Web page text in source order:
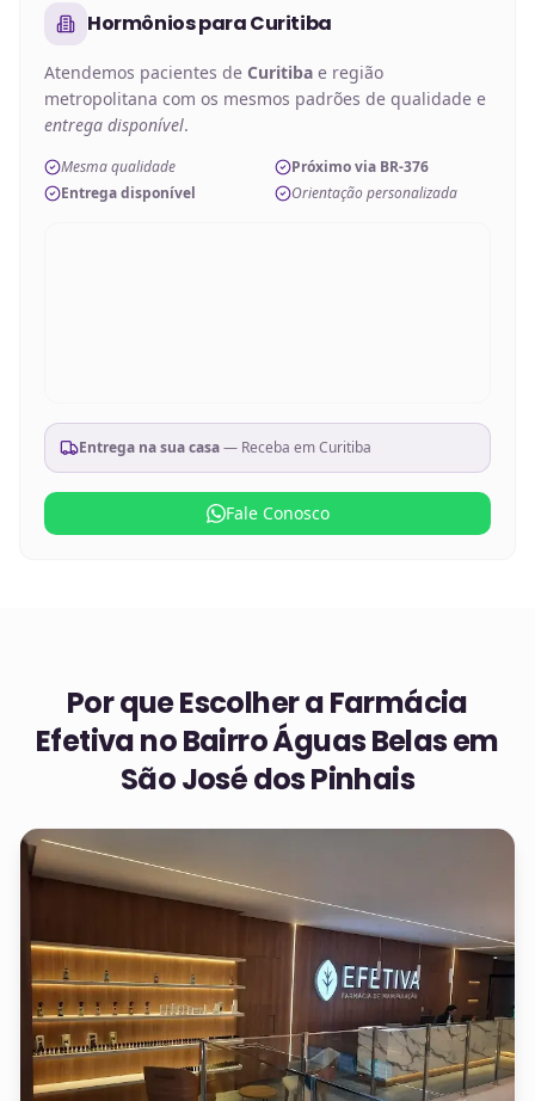
HormôniosparaCuritiba
Atendemos pacientes de Curitiba e região
metropolitana com os mesmos padrões de qualidade e
entrega disponível.
Mesma qualidade
Próximo via BR-376
Entrega disponível
Orientação personalizada
Entrega na sua casa— Receba emCuritiba
Fale Conosco
Por que Escolher a Farmácia
Efetiva noBairro Águas Belas em
São José dos Pinhais